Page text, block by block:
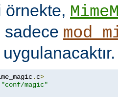
örnekte,
sadece
. c>
"conf/magic"